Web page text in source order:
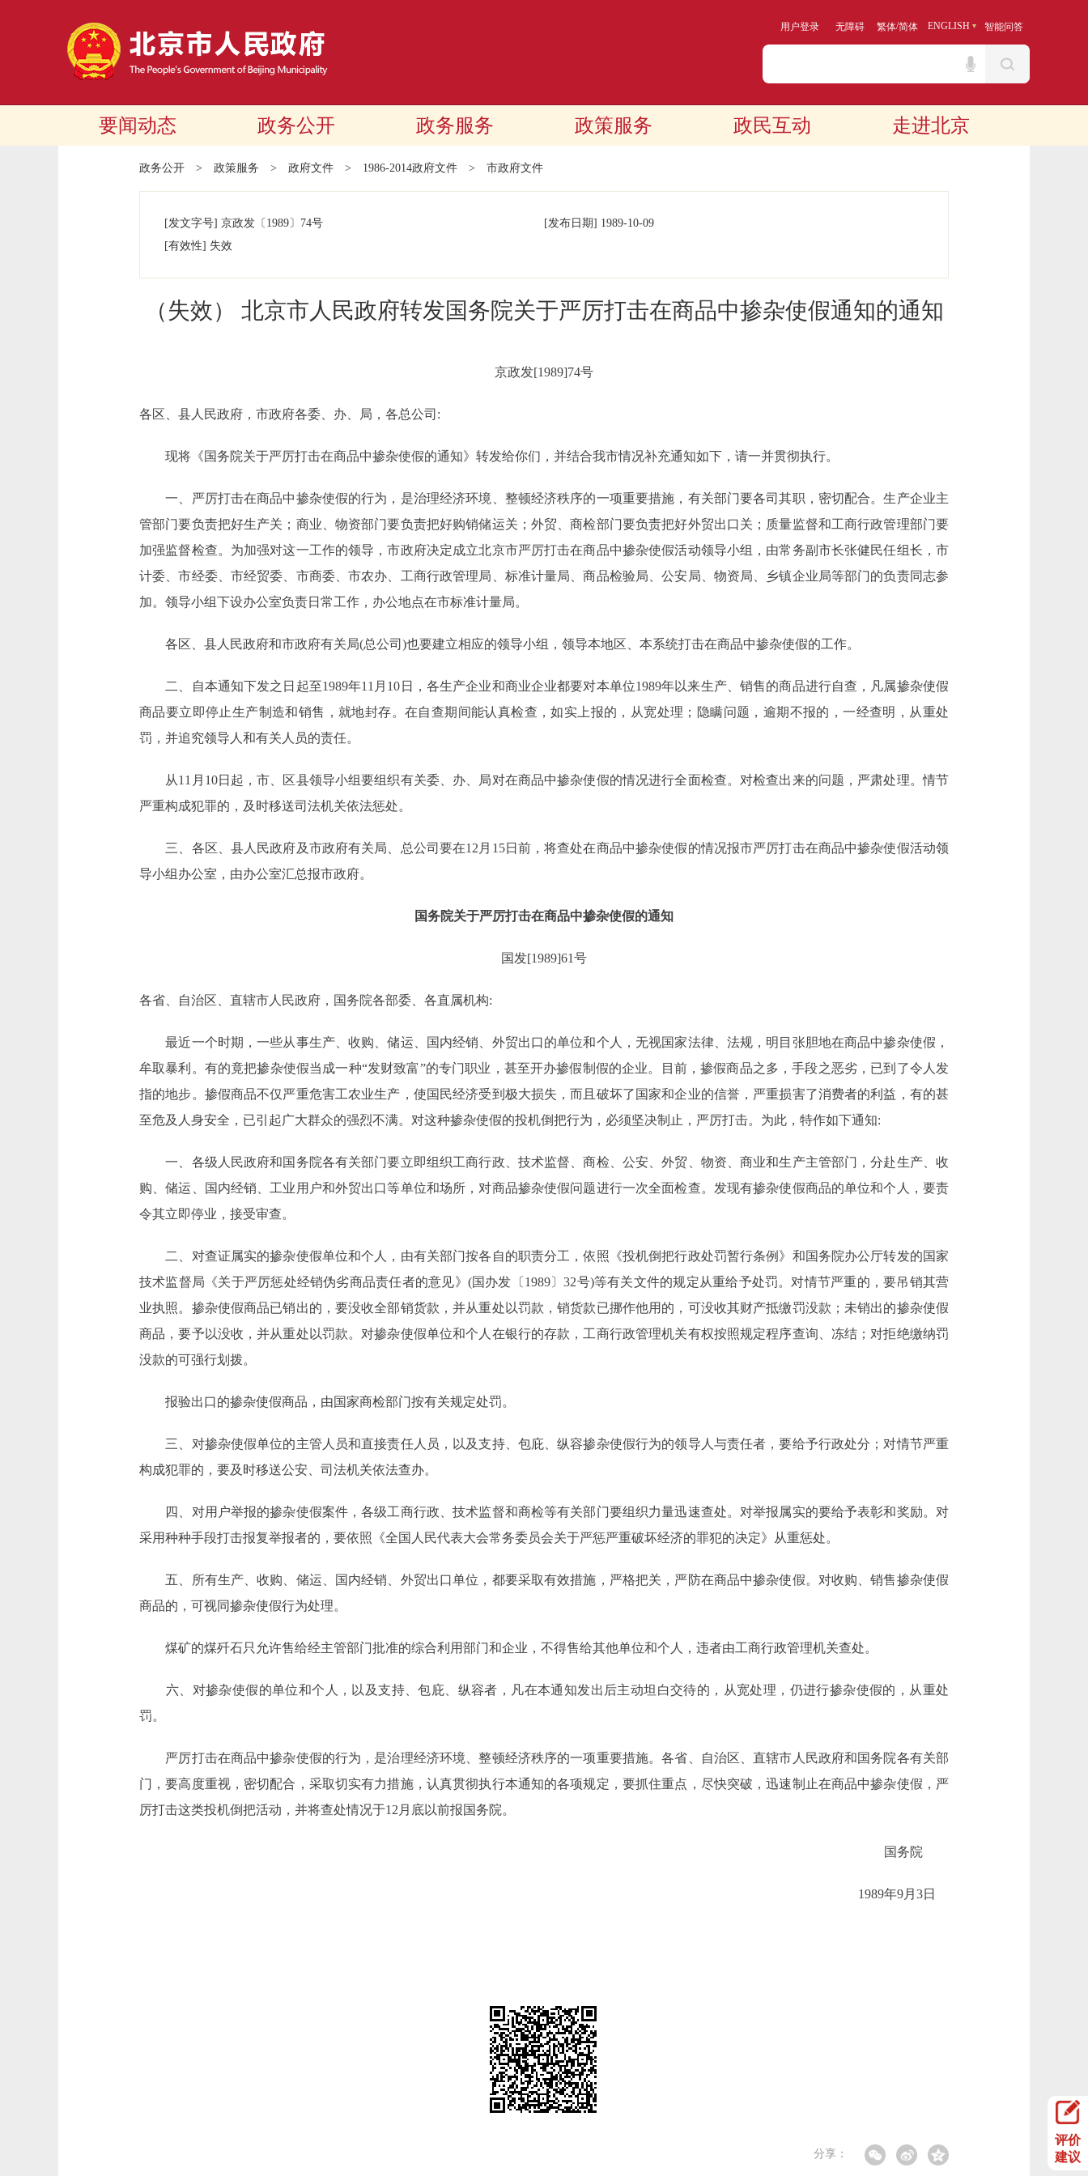
用户登录 无障碍 繁体/简体 ENGLISH 智能问答
要闻动态 政务公开 政务服务 政策服务 政民互动 走进北京
政务公开 > 政策服务 > 政府文件 > 1986-2014政府文件 > 市政府文件
[发文字号] 京政发 〔1989〕 74号 [发布日期] 1989-10-09
[有效性] 失效
（失效） 北京市人民政府转发国务院关于严厉打击在商品中掺杂使假通知的通知
京政发[1989]74号
各区、县人民政府，市政府各委、办、局，各总公司:
现将《国务院关于严厉打击在商品中掺杂使假的通知》转发给你们，并结合我市情况补充通知如下，请一并贯彻执行。
一、严厉打击在商品中掺杂使假的行为，是治理经济环境、整顿经济秩序的一项重要措施，有关部门要各司其职，密切配合。生产企业主
管部门要负责把好生产关；商业、物资部门要负责把好购销储运关；外贸、商检部门要负责把好外贸出口关；质量监督和工商行政管理部门要
加强监督检查。为加强对这一工作的领导，市政府决定成立北京市严厉打击在商品中掺杂使假活动领导小组，由常务副市长张健民任组长，市
计委、市经委、市经贸委、市商委、市农办、工商行政管理局、标准计量局、商品检验局、公安局、物资局、乡镇企业局等部门的负责同志参
加。领导小组下设办公室负责日常工作，办公地点在市标准计量局。
各区、县人民政府和市政府有关局(总公司)也要建立相应的领导小组，领导本地区、本系统打击在商品中掺杂使假的工作。
二、自本通知下发之日起至1989年11月10日，各生产企业和商业企业都要对本单位1989年以来生产、销售的商品进行自查，凡属掺杂使假
商品要立即停止生产制造和销售，就地封存。在自查期间能认真检查，如实上报的，从宽处理；隐瞒问题，逾期不报的，一经查明，从重处
罚，并追究领导人和有关人员的责任。
从11月10日起，市、区县领导小组要组织有关委、办、局对在商品中掺杂使假的情况进行全面检查。对检查出来的问题，严肃处理。情节
严重构成犯罪的，及时移送司法机关依法惩处。
三、各区、县人民政府及市政府有关局、总公司要在12月15日前，将查处在商品中掺杂使假的情况报市严厉打击在商品中掺杂使假活动领
导小组办公室，由办公室汇总报市政府。
国务院关于严厉打击在商品中掺杂使假的通知
国发[1989]61号
各省、自治区、直辖市人民政府，国务院各部委、各直属机构:
最近一个时期，一些从事生产、收购、储运、国内经销、外贸出口的单位和个人，无视国家法律、法规，明目张胆地在商品中掺杂使假，
牟取暴利。有的竟把掺杂使假当成一种“发财致富”的专门职业，甚至开办掺假制假的企业。目前，掺假商品之多，手段之恶劣，已到了令人发
指的地步。掺假商品不仅严重危害工农业生产，使国民经济受到极大损失，而且破坏了国家和企业的信誉，严重损害了消费者的利益，有的甚
至危及人身安全，已引起广大群众的强烈不满。对这种掺杂使假的投机倒把行为，必须坚决制止，严厉打击。为此，特作如下通知:
一、各级人民政府和国务院各有关部门要立即组织工商行政、技术监督、商检、公安、外贸、物资、商业和生产主管部门，分赴生产、收
购、储运、国内经销、工业用户和外贸出口等单位和场所，对商品掺杂使假问题进行一次全面检查。发现有掺杂使假商品的单位和个人，要责
令其立即停业，接受审查。
二、对查证属实的掺杂使假单位和个人，由有关部门按各自的职责分工，依照《投机倒把行政处罚暂行条例》和国务院办公厅转发的国家
技术监督局《关于严厉惩处经销伪劣商品责任者的意见》(国办发〔1989〕32号)等有关文件的规定从重给予处罚。对情节严重的，要吊销其营
业执照。掺杂使假商品已销出的，要没收全部销货款，并从重处以罚款，销货款已挪作他用的，可没收其财产抵缴罚没款；未销出的掺杂使假
商品，要予以没收，并从重处以罚款。对掺杂使假单位和个人在银行的存款，工商行政管理机关有权按照规定程序查询、冻结；对拒绝缴纳罚
没款的可强行划拨。
报验出口的掺杂使假商品，由国家商检部门按有关规定处罚。
三、对掺杂使假单位的主管人员和直接责任人员，以及支持、包庇、纵容掺杂使假行为的领导人与责任者，要给予行政处分；对情节严重
构成犯罪的，要及时移送公安、司法机关依法查办。
四、对用户举报的掺杂使假案件，各级工商行政、技术监督和商检等有关部门要组织力量迅速查处。对举报属实的要给予表彰和奖励。对
采用种种手段打击报复举报者的，要依照《全国人民代表大会常务委员会关于严惩严重破坏经济的罪犯的决定》从重惩处。
五、所有生产、收购、储运、国内经销、外贸出口单位，都要采取有效措施，严格把关，严防在商品中掺杂使假。对收购、销售掺杂使假
商品的，可视同掺杂使假行为处理。
煤矿的煤歼石只允许售给经主管部门批准的综合利用部门和企业，不得售给其他单位和个人，违者由工商行政管理机关查处。
六、对掺杂使假的单位和个人，以及支持、包庇、纵容者，凡在本通知发出后主动坦白交待的，从宽处理，仍进行掺杂使假的，从重处
罚。
严厉打击在商品中掺杂使假的行为，是治理经济环境、整顿经济秩序的一项重要措施。各省、自治区、直辖市人民政府和国务院各有关部
门，要高度重视，密切配合，采取切实有力措施，认真贯彻执行本通知的各项规定，要抓住重点，尽快突破，迅速制止在商品中掺杂使假，严
厉打击这类投机倒把活动，并将查处情况于12月底以前报国务院。
国务院
1989年9月3日
分享：
评价
建议